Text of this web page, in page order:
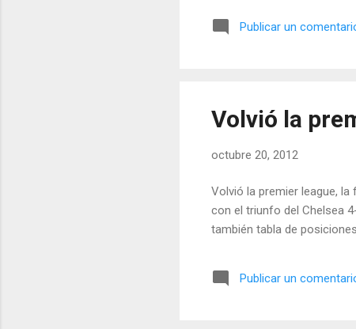
Publicar un
Volvió la
octubre 20, 2012
Volvió la premier league,
con el triunfo del Chelsea
también tabla de
Publicar un